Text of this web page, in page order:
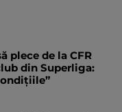
plece de la CFR
din Superliga: